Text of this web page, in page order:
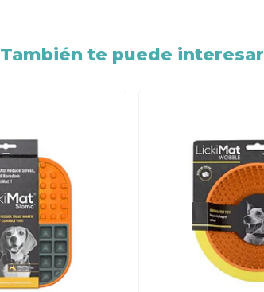
También te puede interesar